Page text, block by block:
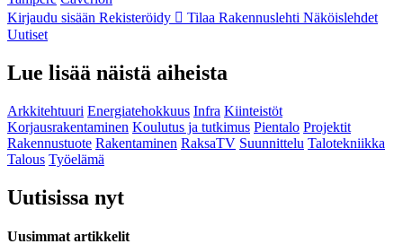
Kirjaudu sisään Rekisteröidy Tilaa Rakennuslehti Näköislehdet
Uutiset
Lue lisää näistä aiheista
Arkkitehtuuri Energiatehokkuus Infra Kiinteistöt
Korjausrakentaminen Koulutus ja tutkimus Pientalo Projektit
Rakennustuote Rakentaminen RaksaTV Suunnittelu Talotekniikka
Talous Työelämä
Uutisissa nyt
Uusimmat artikkelit